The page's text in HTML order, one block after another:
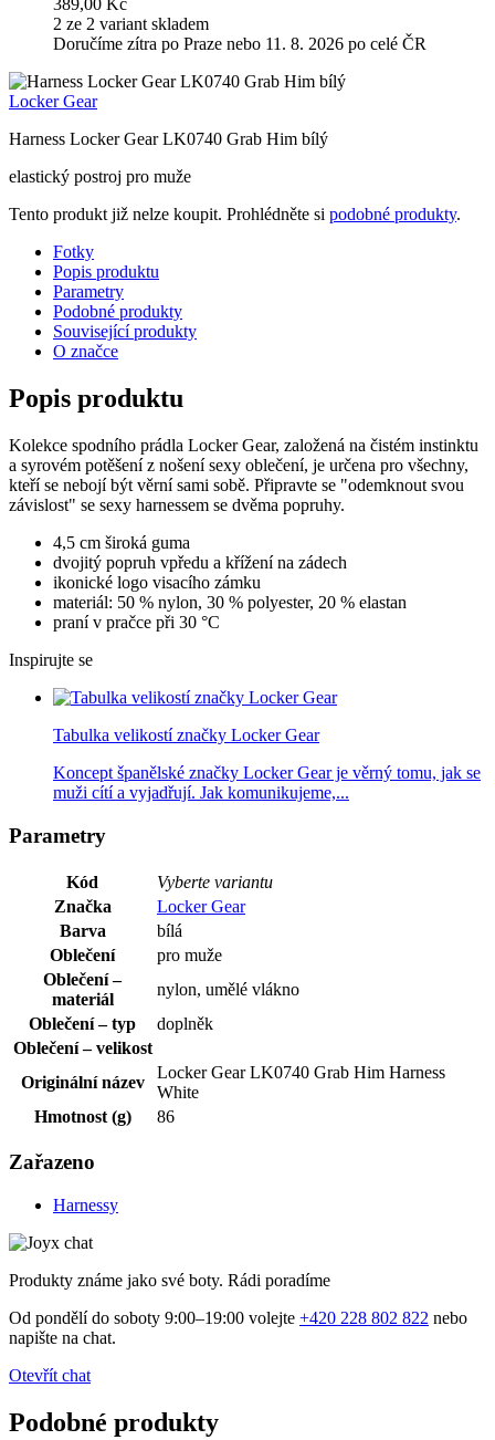
389,00 Kč
2 ze 2 variant skladem
Doručíme zítra po Praze nebo 11. 8. 2026 po celé ČR
Locker Gear
Harness Locker Gear LK0740 Grab Him bílý
elastický postroj pro muže
Tento produkt již nelze koupit. Prohlédněte si podobné produkty.
Fotky
Popis produktu
Parametry
Podobné produkty
Související produkty
O značce
Popis produktu
Kolekce spodního prádla Locker Gear, založená na čistém instinktu
a syrovém potěšení z nošení sexy oblečení, je určena pro všechny,
kteří se nebojí být věrní sami sobě. Připravte se "odemknout svou
závislost" se sexy harnessem se dvěma popruhy.
4,5 cm široká guma
dvojitý popruh vpředu a křížení na zádech
ikonické logo visacího zámku
materiál: 50 % nylon, 30 % polyester, 20 % elastan
praní v pračce při 30 °C
Inspirujte se
Tabulka velikostí značky Locker Gear
Koncept španělské značky Locker Gear je věrný tomu, jak se
muži cítí a vyjadřují. Jak komunikujeme,...
Parametry
Kód
Vyberte variantu
Značka
Locker Gear
Barva
bílá
Oblečení
pro muže
Oblečení –
materiál
nylon, umělé vlákno
Oblečení – typ
doplněk
Oblečení – velikost
Originální název
Locker Gear LK0740 Grab Him Harness
White
Hmotnost (g)
86
Zařazeno
Harnessy
Produkty známe jako své boty. Rádi poradíme
Od pondělí do soboty 9:00–19:00 volejte +420 228 802 822 nebo
napište na chat.
Otevřít chat
Podobné produkty